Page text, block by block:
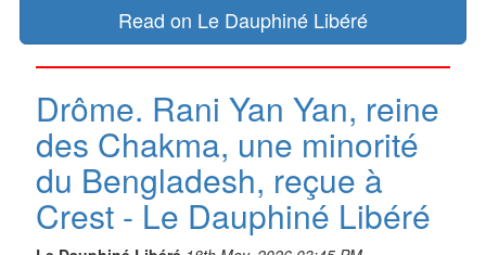
Read on Le Dauphiné Libéré
Drôme. Rani Yan Yan, reine
des Chakma, une minorité
du Bengladesh, reçue à
Crest - Le Dauphiné Libéré